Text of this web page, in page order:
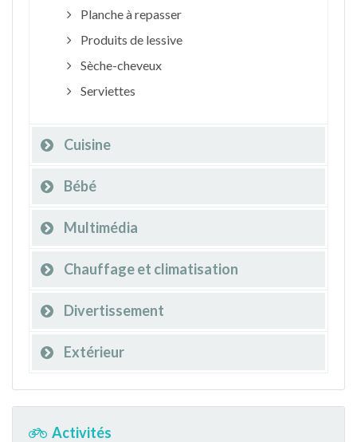
Planche à repasser
Produits de lessive
Sèche-cheveux
Serviettes
Cuisine
Bébé
Multimédia
Chauffage et climatisation
Divertissement
Extérieur
Activités